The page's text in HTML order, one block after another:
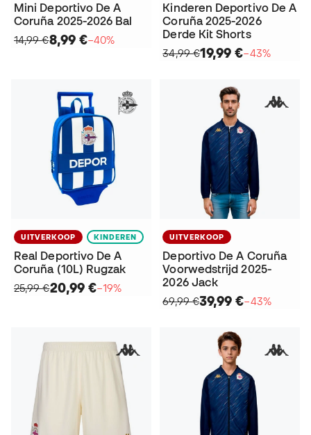
Mini Deportivo De A
Coruña 2025-2026 Bal
14,99 €8,99 €−40%
Kinderen Deportivo De A
Coruña 2025-2026
Derde Kit Shorts
34,99 €19,99 €−43%
UITVERKOOP KINDEREN
Real Deportivo De A
Coruña (10L) Rugzak
25,99 €20,99 €−19%
UITVERKOOP
Deportivo De A Coruña
Voorwedstrijd 2025-
2026 Jack
69,99 €39,99 €−43%